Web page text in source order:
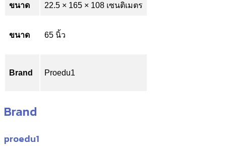
ขนาด 22.5 × 165 × 108 เซนติเมตร
ขนาด 65 นิ้ว
Brand Proedu1
Brand
proedu1